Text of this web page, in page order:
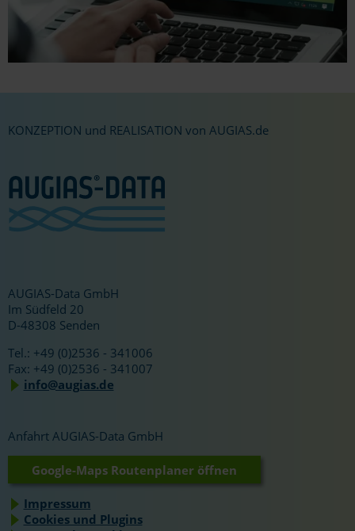
KONZEPTION und REALISATION von AUGIAS.de
AUGIAS-Data GmbH
Im Südfeld 20
D-48308 Senden
Tel.: +49 (0)2536 - 341006
Fax: +49 (0)2536 - 341007
info@augias.de
Anfahrt AUGIAS-Data GmbH
Google-Maps Routenplaner öffnen
Impressum
Cookies und Plugins